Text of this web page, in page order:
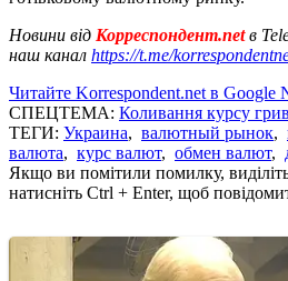
Новини від Корреспондент.netв
наш канал https://t.me/
Читайте Korrespondent.net в Google
СПЕЦТЕМА: Коливання курсу
ТЕГИ: Украина, валютный рынок,
валюта, курс валют, обмен валют,
Якщо ви помітили помилку,
натисніть Ctrl + Enter, щоб